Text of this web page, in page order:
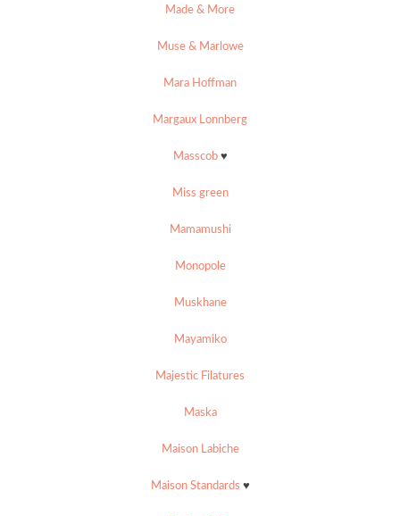
Made & More
Muse & Marlowe
Mara Hoffman
Margaux Lonnberg
Masscob♥
Miss green
Mamamushi
Monopole
Muskhane
Mayamiko
Majestic Filatures
Maska
Maison Labiche
Maison Standards ♥